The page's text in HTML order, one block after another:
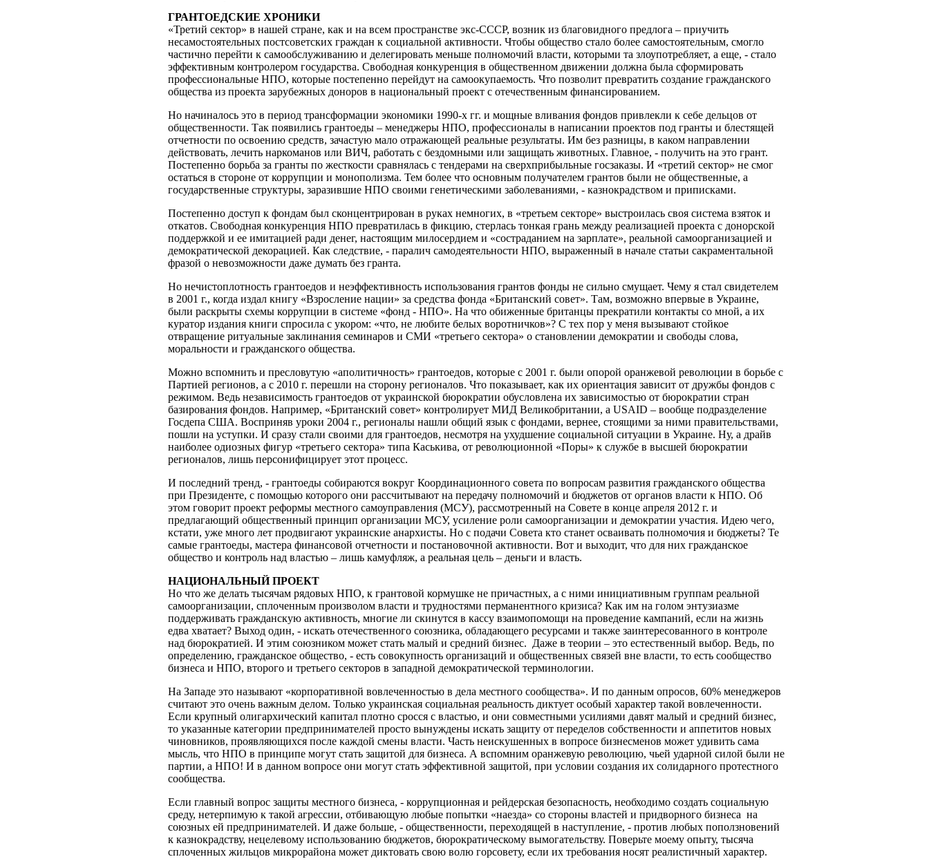
ГРАНТОЕДСКИЕ ХРОНИКИ
«Третий сектор» в нашей стране, как и на всем пространстве экс-СССР, возник из благовидного предлога – приучить
несамостоятельных постсоветских граждан к социальной активности. Чтобы общество стало более самостоятельным, смогло
частично перейти к самообслуживанию и делегировать меньше полномочий власти, которыми та злоупотребляет, а еще, - стало
эффективным контролером государства. Свободная конкуренция в общественном движении должна была сформировать
профессиональные НПО, которые постепенно перейдут на самоокупаемость. Что позволит превратить создание гражданского
общества из проекта зарубежных доноров в национальный проект с отечественным финансированием.
Но начиналось это в период трансформации экономики 1990-х гг. и мощные вливания фондов привлекли к себе дельцов от
общественности. Так появились грантоеды – менеджеры НПО, профессионалы в написании проектов под гранты и блестящей
отчетности по освоению средств, зачастую мало отражающей реальные результаты. Им без разницы, в каком направлении
действовать, лечить наркоманов или ВИЧ, работать с бездомными или защищать животных. Главное, - получить на это грант.
Постепенно борьба за гранты по жесткости сравнялась с тендерами на сверхприбыльные госзаказы. И «третий сектор» не смог
остаться в стороне от коррупции и монополизма. Тем более что основным получателем грантов были не общественные, а
государственные структуры, заразившие НПО своими генетическими заболеваниями, - казнокрадством и приписками.
Постепенно доступ к фондам был сконцентрирован в руках немногих, в «третьем секторе» выстроилась своя система взяток и
откатов. Свободная конкуренция НПО превратилась в фикцию, стерлась тонкая грань между реализацией проекта с донорской
поддержкой и ее имитацией ради денег, настоящим милосердием и «состраданием на зарплате», реальной самоорганизацией и
демократической декорацией. Как следствие, - паралич самодеятельности НПО, выраженный в начале статьи сакраментальной
фразой о невозможности даже думать без гранта.
Но нечистоплотность грантоедов и неэффективность использования грантов фонды не сильно смущает. Чему я стал свидетелем
в 2001 г., когда издал книгу «Взросление нации» за средства фонда «Британский совет». Там, возможно впервые в Украине,
были раскрыты схемы коррупции в системе «фонд - НПО». На что обиженные британцы прекратили контакты со мной, а их
куратор издания книги спросила с укором: «что, не любите белых воротничков»? С тех пор у меня вызывают стойкое
отвращение ритуальные заклинания семинаров и СМИ «третьего сектора» о становлении демократии и свободы слова,
моральности и гражданского общества.
Можно вспомнить и пресловутую «аполитичность» грантоедов, которые с 2001 г. были опорой оранжевой революции в борьбе с
Партией регионов, а с 2010 г. перешли на сторону регионалов. Что показывает, как их ориентация зависит от дружбы фондов с
режимом. Ведь независимость грантоедов от украинской бюрократии обусловлена их зависимостью от бюрократии стран
базирования фондов. Например, «Британский совет» контролирует МИД Великобритании, а USAID – вообще подразделение
Госдепа США. Восприняв уроки 2004 г., регионалы нашли общий язык с фондами, вернее, стоящими за ними правительствами,
пошли на уступки. И сразу стали своими для грантоедов, несмотря на ухудшение социальной ситуации в Украине. Ну, а драйв
наиболее одиозных фигур «третьего сектора» типа Каськива, от революционной «Поры» к службе в высшей бюрократии
регионалов, лишь персонифицирует этот процесс.
И последний тренд, - грантоеды собираются вокруг Координационного совета по вопросам развития гражданского общества
при Президенте, с помощью которого они рассчитывают на передачу полномочий и бюджетов от органов власти к НПО. Об
этом говорит проект реформы местного самоуправления (МСУ), рассмотренный на Совете в конце апреля 2012 г. и
предлагающий общественный принцип организации МСУ, усиление роли самоорганизации и демократии участия. Идею чего,
кстати, уже много лет продвигают украинские анархисты. Но с подачи Совета кто станет осваивать полномочия и бюджеты? Те
самые грантоеды, мастера финансовой отчетности и постановочной активности. Вот и выходит, что для них гражданское
общество и контроль над властью – лишь камуфляж, а реальная цель – деньги и власть.
НАЦИОНАЛЬНЫЙ ПРОЕКТ
Но что же делать тысячам рядовых НПО, к грантовой кормушке не причастных, а с ними инициативным группам реальной
самоорганизации, сплоченным произволом власти и трудностями перманентного кризиса? Как им на голом энтузиазме
поддерживать гражданскую активность, многие ли скинутся в кассу взаимопомощи на проведение кампаний, если на жизнь
едва хватает? Выход один, - искать отечественного союзника, обладающего ресурсами и также заинтересованного в контроле
над бюрократией. И этим союзником может стать малый и средний бизнес. Даже в теории – это естественный выбор. Ведь, по
определению, гражданское общество, - есть совокупность организаций и общественных связей вне власти, то есть сообщество
бизнеса и НПО, второго и третьего секторов в западной демократической терминологии.
На Западе это называют «корпоративной вовлеченностью в дела местного сообщества». И по данным опросов, 60% менеджеров
считают это очень важным делом. Только украинская социальная реальность диктует особый характер такой вовлеченности.
Если крупный олигархический капитал плотно сросся с властью, и они совместными усилиями давят малый и средний бизнес,
то указанные категории предпринимателей просто вынуждены искать защиту от переделов собственности и аппетитов новых
чиновников, проявляющихся после каждой смены власти. Часть неискушенных в вопросе бизнесменов может удивить сама
мысль, что НПО в принципе могут стать защитой для бизнеса. А вспомним оранжевую революцию, чьей ударной силой были не
партии, а НПО! И в данном вопросе они могут стать эффективной защитой, при условии создания их солидарного протестного
сообщества.
Если главный вопрос защиты местного бизнеса, - коррупционная и рейдерская безопасность, необходимо создать социальную
среду, нетерпимую к такой агрессии, отбивающую любые попытки «наезда» со стороны властей и придворного бизнеса на
союзных ей предпринимателей. И даже больше, - общественности, переходящей в наступление, - против любых поползновений
к казнокрадству, нецелевому использованию бюджетов, бюрократическому вымогательству. Поверьте моему опыту, тысяча
сплоченных жильцов микрорайона может диктовать свою волю горсовету, если их требования носят реалистичный характер.